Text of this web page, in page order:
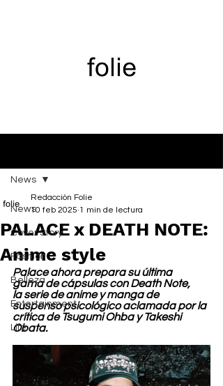
News
Cover Story
Fashion
Belleza
Entertainment
Life
News
PALACE x DEATH NOTE:
Anime style
Redacción Folie
10 feb 2025 1 min de lectura
Palace ahora prepara su última
gama de cápsulas con Death Note,
la serie de anime y manga de
suspenso psicológico aclamada por la
crítica de Tsugumi Ohba y Takeshi
Obata.